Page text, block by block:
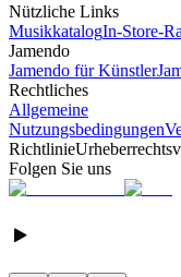
Nützliche Links
MusikkatalogIn-Store-
Jamendo
Jamendo für Künstler
Rechtliches
Allgemeine
Nutzungsbedingungen
Richtlinie
Folgen Sie uns